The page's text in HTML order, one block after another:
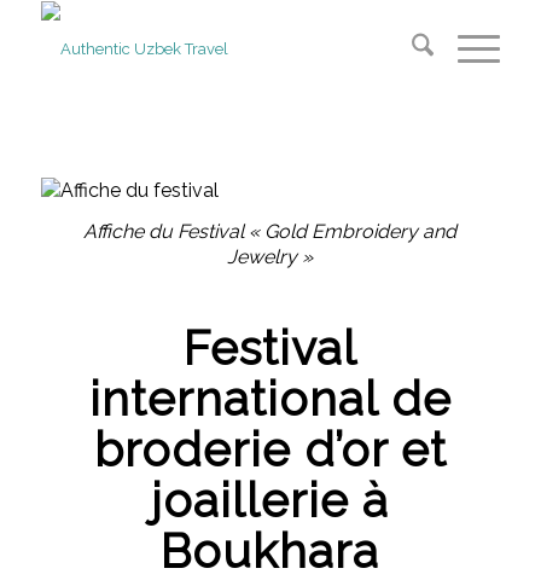
Affiche du Festival « Gold Embroidery and
Jewelry »
Festival
international de
broderie d’or et
joaillerie à
Boukhara